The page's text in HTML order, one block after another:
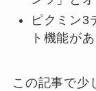
ピクミン3
ト機能が
この記事で少